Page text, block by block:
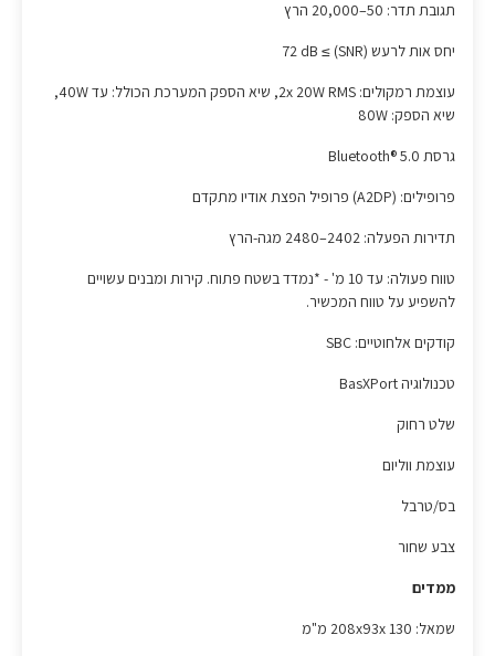
תגובת תדר: 50–20,000 הרץ
יחס אות לרעש (SNR) ≥ 72 dB
עוצמת רמקולים: 2x 20W RMS, שיא הספק המערכת הכולל: עד 40W,
שיא הספק: 80W
גרסת Bluetooth® 5.0
פרופילים: (A2DP) פרופיל הפצת אודיו מתקדם
תדירות הפעלה: 2402–2480 מגה-הרץ
טווח פעולה: עד 10 מ' - *נמדד בשטח פתוח. קירות ומבנים עשויים
להשפיע על טווח המכשיר.
קודקים אלחוטיים: SBC
טכנולוגיה BasXPort
שלט רחוק
עוצמת ווליום
בס/טרבל
צבע שחור
ממדים
שמאל: 208x93x 130 מ"מ